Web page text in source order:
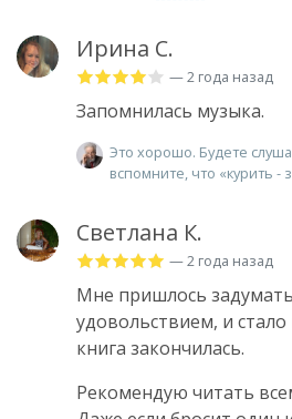
Ирина С.
— 2 года назад
Запомнилась музыка.
Это хорошо. Будете
вспомните, что «курить
Светлана К.
— 2 года назад
Мне пришлось
удовольствием, и
книга закончилась.
Рекомендую читать